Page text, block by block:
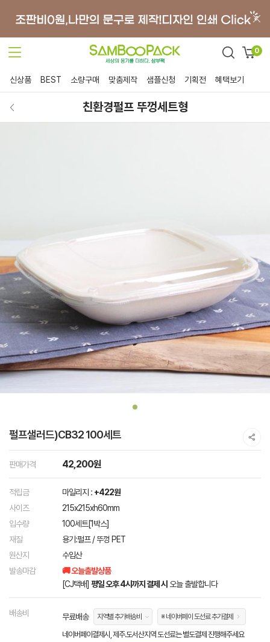
0
신상품 BEST 소량구매 맞춤제작 샘플신청 기획전 혜택보기
친환경펄프 뚜껑세트형
펄프샐러드)CB32 100세트
판매가격 42,200원
적립금 마일리지 : +422원
사이즈
215x215xh60mm
입수량
100세트[1박스]
재질
용기:펄프 / 뚜껑 PET
원산지
수입산
발송마감
🚚 오늘출발상품
[CJ택배] 평일 오후 4시까지 결제 시 오늘 출발합니다
배송비 무료배송 지역별 추가배송비 ※ 네이버페이 도선료 추가결제
네이버페이결제시, 제주.도서산지역 도선료는 별도결제 진행해주세요